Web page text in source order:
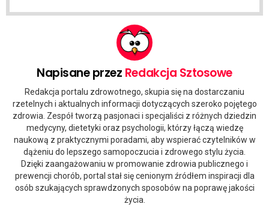
Napisane przez Redakcja Sztosowe
Redakcja portalu zdrowotnego, skupia się na dostarczaniu
rzetelnych i aktualnych informacji dotyczących szeroko pojętego
zdrowia. Zespół tworzą pasjonaci i specjaliści z różnych dziedzin
medycyny, dietetyki oraz psychologii, którzy łączą wiedzę
naukową z praktycznymi poradami, aby wspierać czytelników w
dążeniu do lepszego samopoczucia i zdrowego stylu życia.
Dzięki zaangażowaniu w promowanie zdrowia publicznego i
prewencji chorób, portal stał się cenionym źródłem inspiracji dla
osób szukających sprawdzonych sposobów na poprawę jakości
życia.